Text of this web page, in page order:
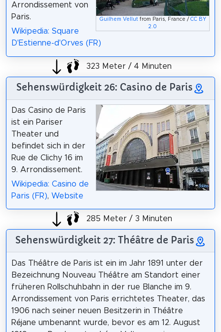
Guilhem Vellutfrom Paris, France / CC BY
2.0
Arrondissement von
Paris.
Wikipedia: Square
D'Estienne-d'Orves (FR)
323 Meter / 4 Minuten
Sehenswürdigkeit 26: Casino de Paris
Das Casino de Paris
ist ein Pariser
Theater und
befindet sich in der
Rue de Clichy 16 im
9. Arrondissement.
Wikipedia: Casino de
Paris (FR), Website
285 Meter / 3 Minuten
Sehenswürdigkeit 27: Théâtre de Paris
Das Théâtre de Paris ist ein im Jahr 1891 unter der
Bezeichnung Nouveau Théâtre am Standort einer
früheren Rollschuhbahn in der rue Blanche im 9.
Arrondissement von Paris errichtetes Theater, das
1906 nach seiner neuen Besitzerin in Théâtre
Réjane umbenannt wurde, bevor es am 12. August